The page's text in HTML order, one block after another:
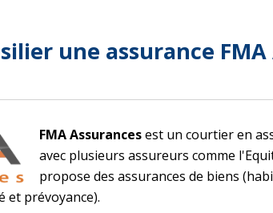
une assurance FMA
FMA Assurancesest un courtier en
avec plusieurs assureurs comme
propose des assurances de biens
et prévoyance).